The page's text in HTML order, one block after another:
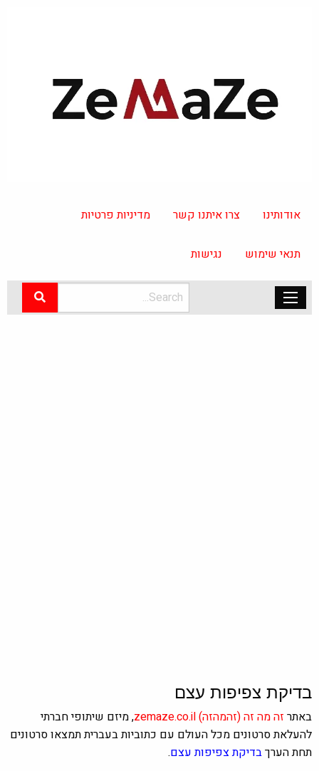
אודותינו צרו איתנו קשר מדיניות פרטיות
תנאי שימוש נגישות
בדיקת צפיפות עצם
באתרזה מה זה(זהמהזה)zemaze.co.il, מיזם שיתופי חברתי
להעלאת סרטונים מכל העולם עם כתוביות בעברית תמצאו סרטונים
תחת הערךבדיקת צפיפות עצם.